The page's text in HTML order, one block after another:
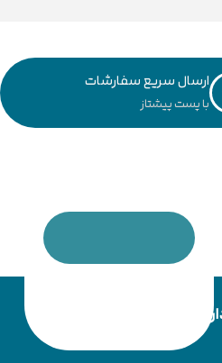
ارسال سریع سفارشات
با پست پیشتاز